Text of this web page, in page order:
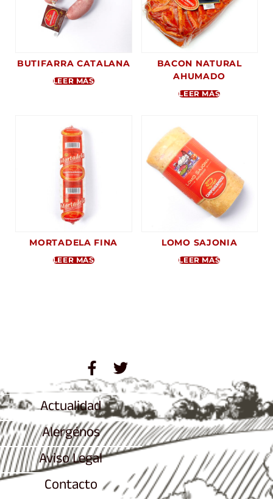
BUTIFARRA CATALANA
LEER MÁS
BACON NATURAL
AHUMADO
LEER MÁS
MORTADELA FINA
LEER MÁS
LOMO SAJONIA
LEER MÁS
Actualidad
Alergénos
Aviso Legal
Contacto